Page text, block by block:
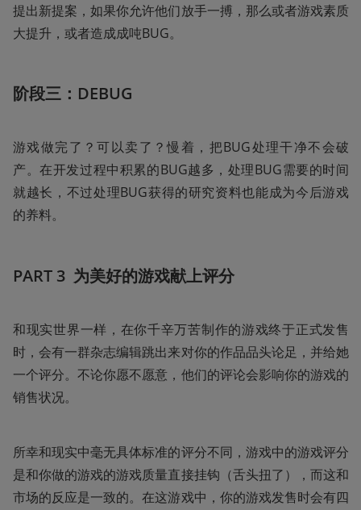
提出新提案，如果你允许他们放手一搏，那么或者游戏素质
大提升，或者造成成吨BUG。
阶段三：DEBUG
游戏做完了？可以卖了？慢着，把BUG处理干净不会破
产。在开发过程中积累的BUG越多，处理BUG需要的时间
就越长，不过处理BUG获得的研究资料也能成为今后游戏
的养料。
PART 3  为美好的游戏献上评分
和现实世界一样，在你千辛万苦制作的游戏终于正式发售
时，会有一群杂志编辑跳出来对你的作品品头论足，并给她
一个评分。不论你愿不愿意，他们的评论会影响你的游戏的
销售状况。
所幸和现实中毫无具体标准的评分不同，游戏中的游戏评分
是和你做的游戏的游戏质量直接挂钩（舌头扭了），而这和
市场的反应是一致的。在这游戏中，你的游戏发售时会有四